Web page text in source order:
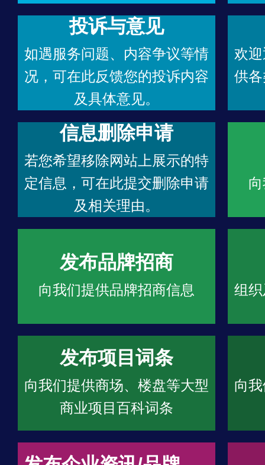
投诉与意见
如遇服务问题、内容争议等情
况，可在此反馈您的投诉内容
及具体意见。
欢
供
信息删除申请
若您希望移除网站上展示的特
定信息，可在此提交删除申请
及相关理由。
发布品牌招商
向我们提供品牌招商信息 组
发布项目词条
向我们提供商场、楼盘等大型
商业项目百科词条
向